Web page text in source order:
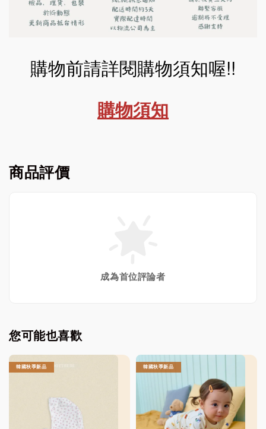
購物前請詳閱購物須知喔!!
購物須知
商品評價
成為首位評論者
您可能也喜歡
韓國秋季新品 韓國秋季新品